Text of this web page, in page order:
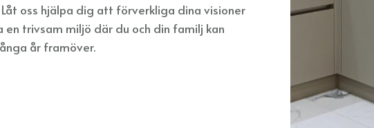
Låt oss hjälpa dig att förverkliga dina visioner
en trivsam miljö där du och din familj kan
år framöver.